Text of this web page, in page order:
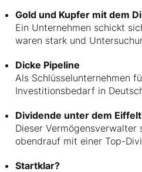
Gold und Kupfer mit dem
Ein Unternehmen schickt
waren stark und
Dicke Pipeline
Als Schlüsselunternehmen
Investitionsbedarf in
Dividende unter dem
Dieser
obendrauf mit einer Top-
Startklar?